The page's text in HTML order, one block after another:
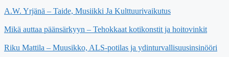
A.W. Yrjänä – Taide, Musiikki Ja Kulttuurivaikutus
Mikä auttaa päänsärkyyn – Tehokkaat kotikonstit ja hoitovinkit
Riku Mattila – Muusikko, ALS-potilas ja ydinturvallisuusinsinööri